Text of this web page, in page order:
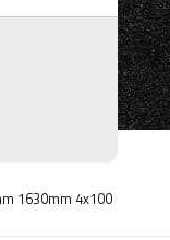
1630mm 4x100